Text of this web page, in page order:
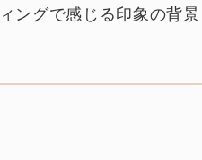
ングで感じる印象の背